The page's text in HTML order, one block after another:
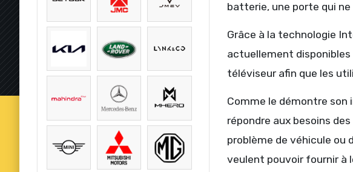
batterie, une porte qui
Grâce à la technologie
actuellement
téléviseur afin que les
Comme le démontre son
répondre aux besoins
problème de véhicule ou
veulent pouvoir fournir à